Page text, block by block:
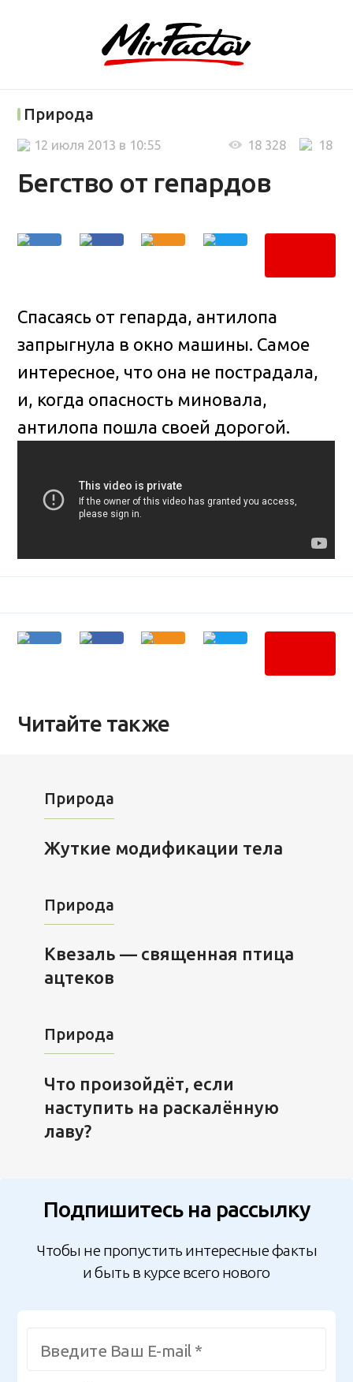
Природа
Бегство от гепардов
18
18 328
12 июля 2013 в 10:55
Спасаясь от гепарда, антилопа
запрыгнула в окно машины. Самое
интересное, что она не пострадала,
и, когда опасность миновала,
антилопа пошла своей дорогой.
Читайте также
Природа
Жуткие модификации тела
Природа
Квезаль — священная птица
ацтеков
Природа
Что произойдёт, если
наступить на раскалённую
лаву?
Подпишитесь на рассылку
Чтобы не пропустить интересные факты
и быть в курсе всего нового